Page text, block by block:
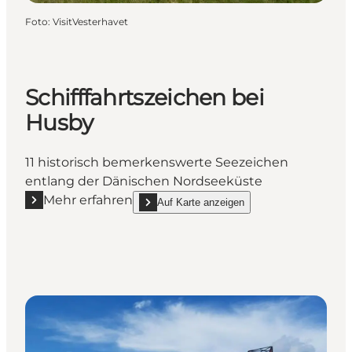
Foto: VisitVesterhavet
Schifffahrtszeichen bei
Husby
11 historisch bemerkenswerte Seezeichen
entlang der Dänischen Nordseeküste
Mehr erfahren
Mehr erfahren "Schifffahrtszeichen bei Husby"
Auf Karte anzeigen
show Schifffahrtszeichen bei Husby on_map